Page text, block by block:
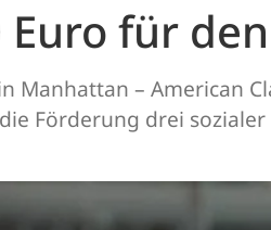
Euro für
Manhattan – American
Förderung drei